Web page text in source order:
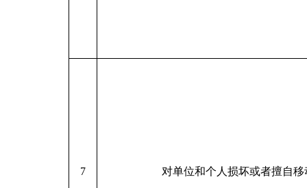
7 对单位和个人损坏或者擅自